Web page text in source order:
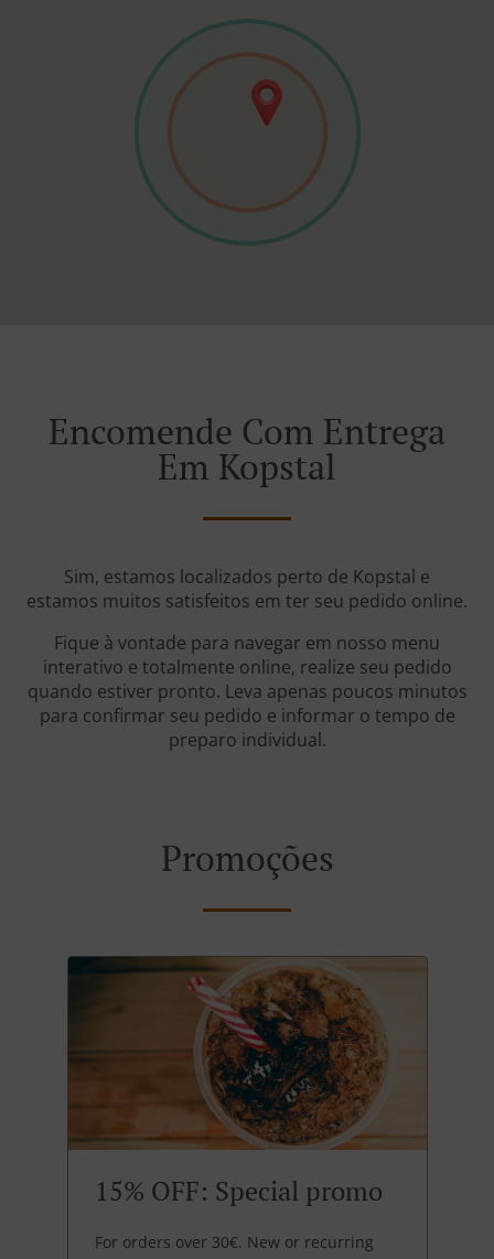
Encomende Com Entrega
Em Kopstal
Sim, estamos localizados perto de Kopstal e
estamos muitos satisfeitos em ter seu pedido online.
Fique à vontade para navegar em nosso menu
interativo e totalmente online, realize seu pedido
quando estiver pronto. Leva apenas poucos minutos
para confirmar seu pedido e informar o tempo de
preparo individual.
Promoções
15% OFF: Special promo
For orders over 30€. New or recurring